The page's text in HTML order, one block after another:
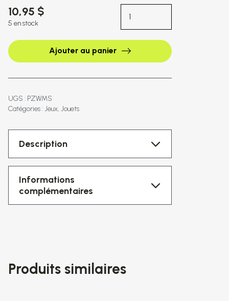
10,95 $
5 en stock
Ajouter au panier
UGS : PZWMS
Catégories :Jeux Jouets
Description
Informations
complémentaires
Produits similaires